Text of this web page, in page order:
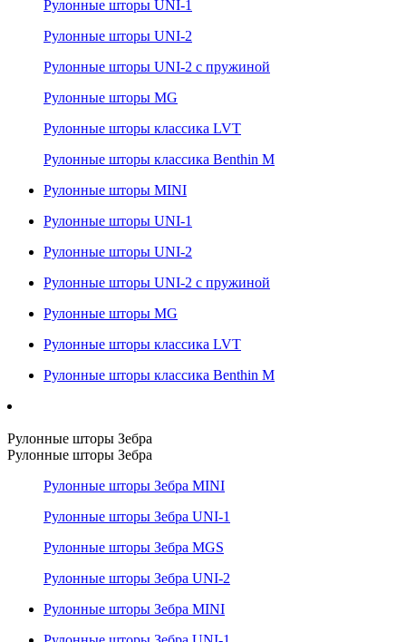
Рулонные шторы UNI-1
Рулонные шторы UNI-2
Рулонные шторы UNI-2 с пружиной
Рулонные шторы MG
Рулонные шторы классика LVT
Рулонные шторы классика Benthin M
Рулонные шторы MINI
Рулонные шторы UNI-1
Рулонные шторы UNI-2
Рулонные шторы UNI-2 с пружиной
Рулонные шторы MG
Рулонные шторы классика LVT
Рулонные шторы классика Benthin M
Рулонные шторы Зебра
Рулонные шторы Зебра
Рулонные шторы Зебра MINI
Рулонные шторы Зебра UNI-1
Рулонные шторы Зебра MGS
Рулонные шторы Зебра UNI-2
Рулонные шторы Зебра MINI